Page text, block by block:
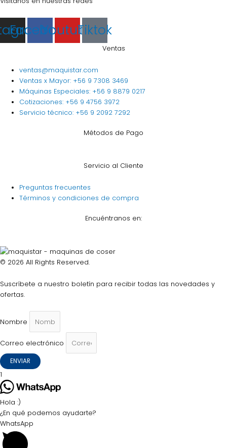
Facebook
YoutubeTiktok
Ventas
ventas@maquistar.com
Ventas x Mayor: +56 9 7308 3469
Máquinas Especiales: +56 9 8879 0217
Cotizaciones: +56 9 4756 3972
Servicio técnico: +56 9 2092 7292
Métodos de Pago
Servicio al Cliente
Preguntas frecuentes
Términos y condiciones de compra
Encuéntranos en:
© 2026 All Rights Reserved.
Suscríbete a nuestro boletín para recibir todas las novedades y
ofertas.
Nombre
Correo electrónico
ENVIAR
1
Hola :)
¿En qué podemos ayudarte?
WhatsApp